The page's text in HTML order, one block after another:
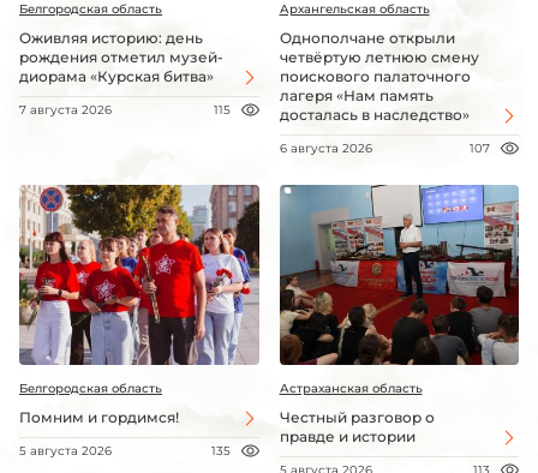
Белгородская область
Оживляя историю: день
рождения отметил музей-
диорама «Курская битва»
7 августа 2026 115
Архангельская область
Однополчане открыли
четвёртую летнюю смену
поискового палаточного
лагеря «Нам память
досталась в наследство»
6 августа 2026 107
Белгородская область
Помним и гордимся!
5 августа 2026 135
Астраханская область
Честный разговор о
правде и истории
5 августа 2026 113